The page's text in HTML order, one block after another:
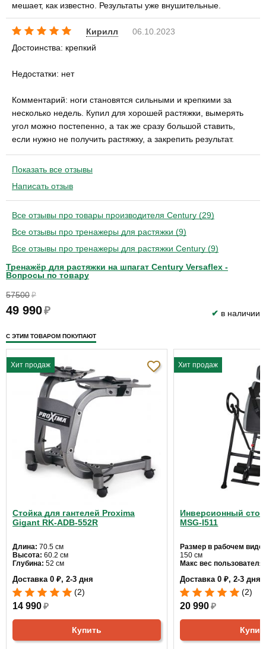
мешает, как известно. Результаты уже внушительные.
Кирилл
06.10.2023
Достоинства: крепкий
Недостатки: нет
Комментарий: ноги становятся сильными и крепкими за
несколько недель. Купил для хорошей растяжки, вымерять
угол можно постепенно, а так же сразу большой ставить,
если нужно не получить растяжку, а закрепить результат.
Показать все отзывы
Написать отзыв
Все отзывы про товары производителя Century (29)
Все отзывы про тренажеры для растяжки (9)
Все отзывы про тренажеры для растяжки Century (9)
Тренажёр для растяжки на шпагат Century Versaflex -
Вопросы по товару
57500 ₽
49 990₽ ✔ в наличии
С ЭТИМ ТОВАРОМ ПОКУПАЮТ
Хит продаж
Стойка для гантелей Proxima
Gigant RK-ADB-552R
Длина: 70.5 см
Высота: 60.2 см
Глубина: 52 см
Доставка 0 ₽, 2-3 дня
(2)
14 990₽
Купить
Хит продаж
Инверсионный
MSG-I511
Размер в рабочем виде:
150 см
Макс вес пользователя:
Доставка 0 ₽, 2-3 дня
(2)
20 990 ₽